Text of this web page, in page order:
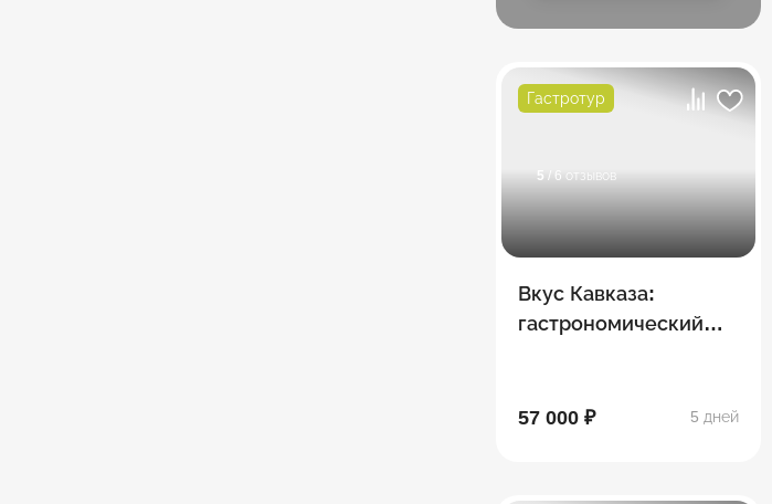
Гастротур
5 / 6 отзывов
Вкус Кавказа:
гастрономический
57 000 ₽ 5 дней